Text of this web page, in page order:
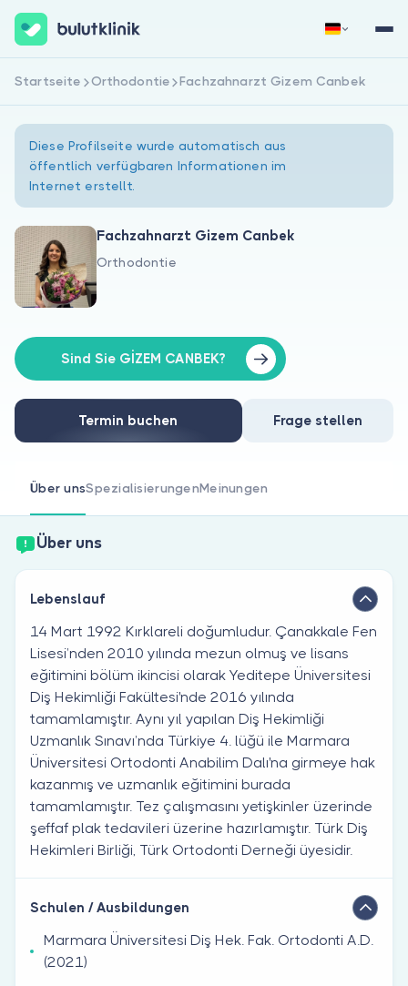
Über uns
Für Patienten
Für Ärzte
Jetzt registrieren Anmelden
Startseite Orthodontie Fachzahnarzt Gizem Canbek
Diese Profilseite wurde automatisch aus
öffentlich verfügbaren Informationen im
Internet erstellt.
Fachzahnarzt Gizem Canbek
Orthodontie
Sind Sie GİZEM CANBEK?
Termin buchen Frage stellen
Über unsSpezialisierungenMeinungen
Über uns
Lebenslauf
14 Mart 1992 Kırklareli doğumludur. Çanakkale Fen
Lisesi’nden 2010 yılında mezun olmuş ve lisans
eğitimini bölüm ikincisi olarak Yeditepe Üniversitesi
Diş Hekimliği Fakültesi'nde 2016 yılında
tamamlamıştır. Aynı yıl yapılan Diş Hekimliği
Uzmanlık Sınavı’nda Türkiye 4. lüğü ile Marmara
Üniversitesi Ortodonti Anabilim Dalı'na girmeye hak
kazanmış ve uzmanlık eğitimini burada
tamamlamıştır. Tez çalışmasını yetişkinler üzerinde
şeffaf plak tedavileri üzerine hazırlamıştır. Türk Diş
Hekimleri Birliği, Türk Ortodonti Derneği üyesidir.
Schulen / Ausbildungen
Marmara Üniversitesi Diş Hek. Fak. Ortodonti A.D.
(2021)